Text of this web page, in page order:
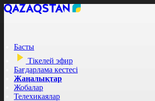
Басты
Тікелей эфир
Бағдарлама кестесі
Жаңалықтар
Жобалар
Телехикаялар